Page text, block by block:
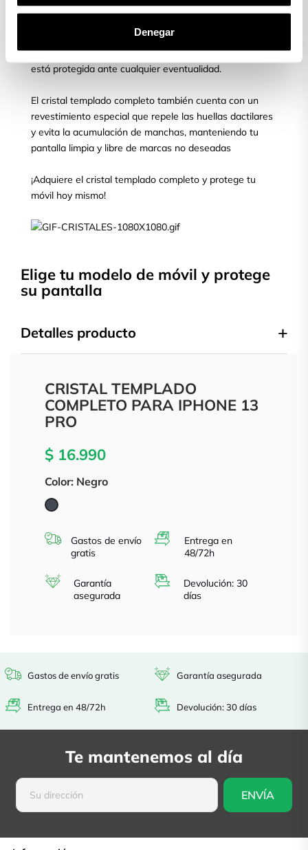
Denegar
templado completo para móvil, líder en el mercado.
Obtén tranquilidad y confianza al saber que tu pantalla
está protegida ante cualquier eventualidad.
El cristal templado completo también cuenta con un
revestimiento especial que repele las huellas dactilares
y evita la acumulación de manchas, manteniendo tu
pantalla limpia y libre de marcas no deseadas
¡Adquiere el cristal templado completo y protege tu
móvil hoy mismo!
Elige tu modelo de móvil y protege
su pantalla
Detalles producto
CRISTAL TEMPLADO
COMPLETO PARA IPHONE 13
PRO
$ 16.990
Color: Negro
Negro
Gastos de envío
gratis
Entrega en
48/72h
Garantía
asegurada
Devolución: 30
días
Gastos de envío gratis
Entrega en 48/72h
Garantía asegurada
Devolución: 30 días
Te mantenemos al día